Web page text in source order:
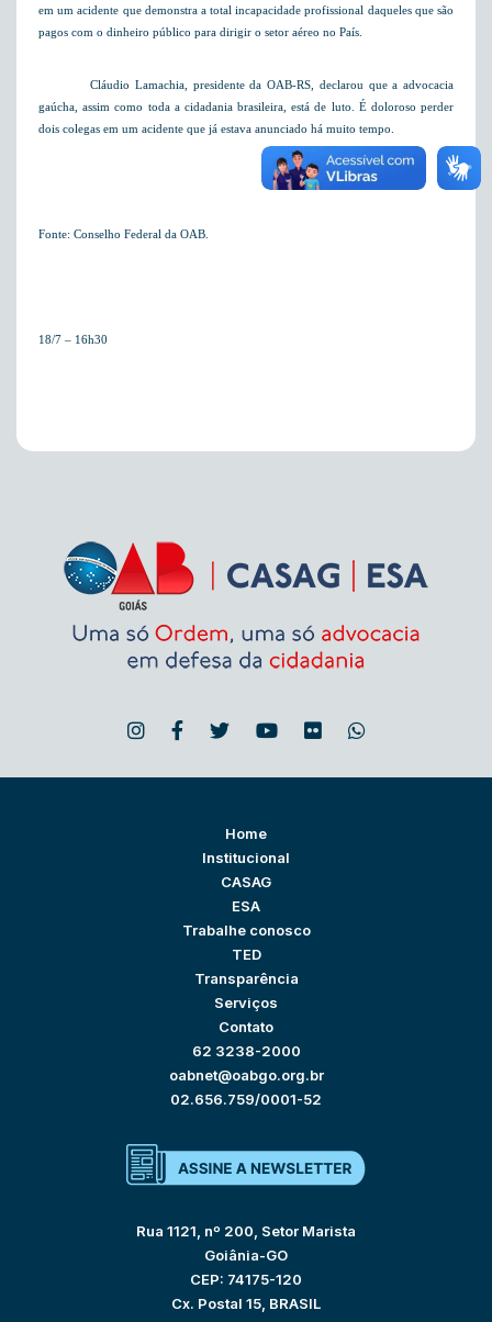
em um acidente que demonstra a total incapacidade profissional daqueles que são
pagos com o dinheiro público para dirigir o setor aéreo no País.
Cláudio Lamachia, presidente da OAB-RS, declarou que a advocacia
gaúcha, assim como toda a cidadania brasileira, está de luto. É doloroso perder
dois colegas em um acidente que já estava anunciado há muito tempo.
Fonte: Conselho Federal da OAB.
18/7 – 16h30
Home
Institucional
CASAG
ESA
Trabalhe conosco
TED
Transparência
Serviços
Contato
62 3238-2000
oabnet@oabgo.org.br
02.656.759/0001-52
Rua 1121, nº 200, Setor Marista
Goiânia-GO
CEP: 74175-120
Cx. Postal 15, BRASIL